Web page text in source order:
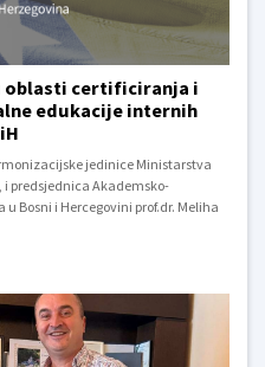
oblasti certificiranja i
edukacije internih
jedinice Ministarstva
i predsjednica Akademsko-
Bosni i Hercegovini prof.dr. Meliha